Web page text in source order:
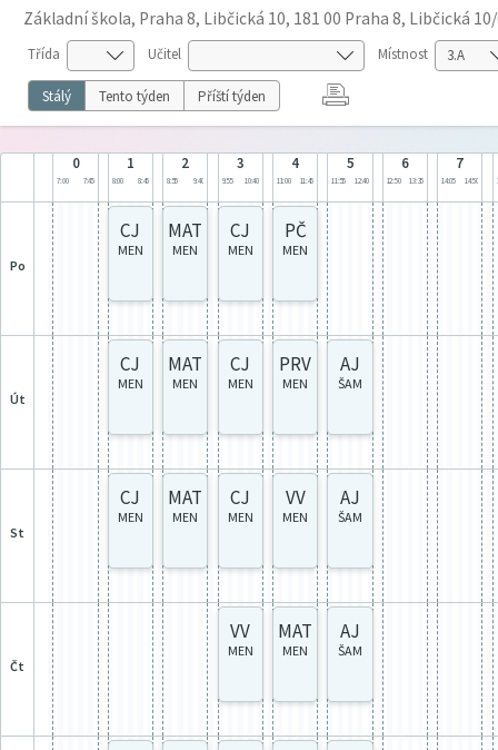
Základní škola, Praha 8, Libčická 10, 181 00 Praha 8, Libčická
Třída Učitel Místnost
Stálý Tento týden Příští týden
0
7:00 7:45
1
8:00 8:45
2
8:55 9:40
3
9:55 10:40
4
11:00 11:45
5
11:55 12:40
6
12:50 13:35
7
14:05 14:50
po
CJ
MEN
MAT
MEN
CJ
MEN
PČ
MEN
út
CJ
MEN
MAT
MEN
CJ
MEN
PRV
MEN
AJ
ŠAM
st
CJ
MEN
MAT
MEN
CJ
MEN
VV
MEN
AJ
ŠAM
čt
VV
MEN
MAT
MEN
AJ
ŠAM